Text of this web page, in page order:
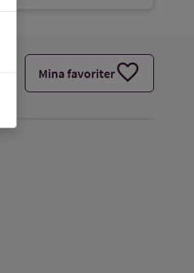
Mina favoriterfavorite